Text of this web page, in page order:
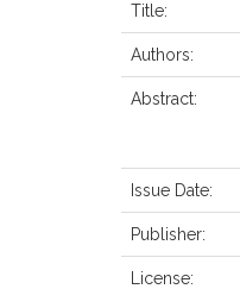
Title:
Authors:
Abstract:
Issue Date:
Publisher:
License: